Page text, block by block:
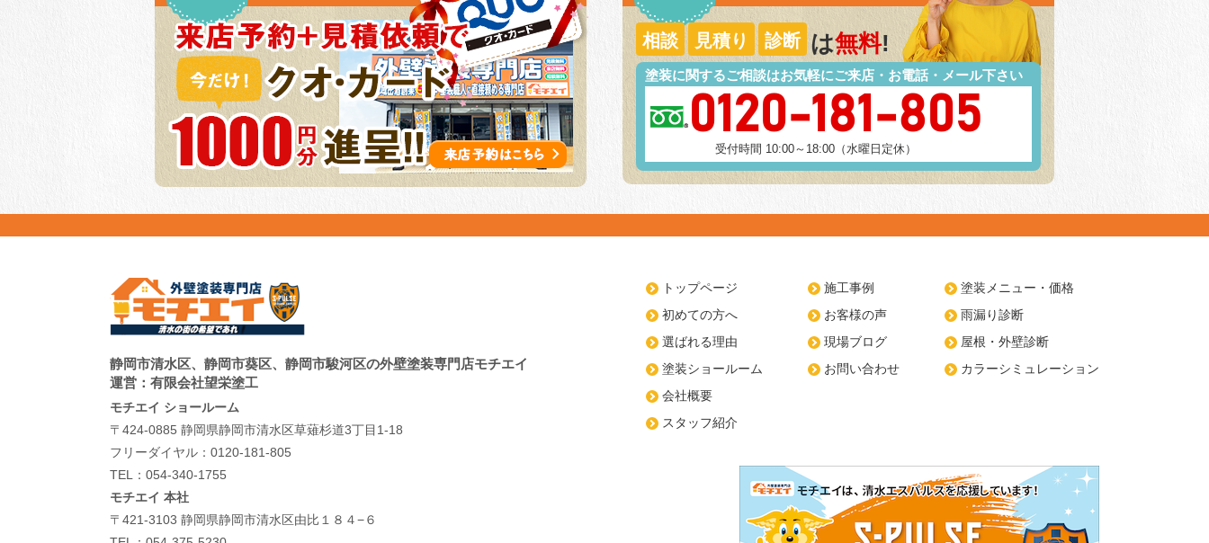
相談 見積り 診断 は無料!
塗装に関するご相談はお気軽にご来店・お電話・メール下さい
0120-181-805
受付時間 10:00～18:00（水曜日定休）
静岡市清水区、静岡市葵区、静岡市駿河区の外壁塗装専門店モチエイ
運営：有限会社望栄塗工
モチエイ ショールーム
〒424-0885 静岡県静岡市清水区草薙杉道3丁目1-18
フリーダイヤル： 0120-181-805
TEL： 054-340-1755
モチエイ 本社
〒421-3103 静岡県静岡市清水区由比１８４−６
トップページ
初めての方へ
選ばれる理由
塗装ショールーム
会社概要
スタッフ紹介
施工事例
お客様の声
現場ブログ
お問い合わせ
塗装メニュー・価格
雨漏り診断
屋根・外壁診断
カラーシミュレーション